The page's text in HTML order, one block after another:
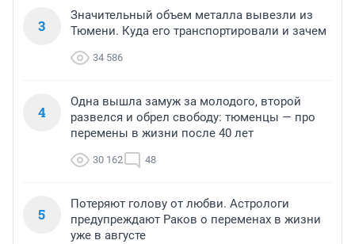
3
Значительный объем металла вывезли из
Тюмени. Куда его транспортировали и зачем
34 586
4
Одна вышла замуж за молодого, второй
развелся и обрел свободу: тюменцы — про
перемены в жизни после 40 лет
30 162 48
5
Потеряют голову от любви. Астрологи
предупреждают Раков о переменах в жизни
уже в августе